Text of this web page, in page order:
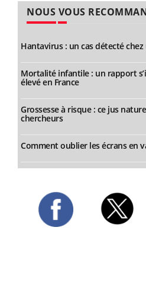
NOUS VOUS
Hantavirus : un cas détecté
Mortalité infantile : un rapport
élevé en France
Grossesse à risque : ce jus
chercheurs
Comment oublier les écrans en